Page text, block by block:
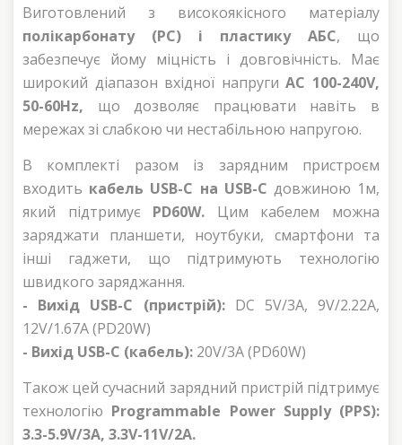
Виготовлений з високоякісного матеріалу
полікарбонату (PC) і пластику AБС, що
забезпечує йому міцність і довговічність. Має
широкий діапазон вхідної напругиAC 100-240V,
50-60Hz, що дозволяє працювати навіть в
мережах зі слабкою чи нестабільною напругою.
В комплекті разом із зарядним пристроєм
входить кабель USB-C на USB-C довжиною 1м,
який підтримує PD60W. Цим кабелем можна
заряджати планшети, ноутбуки, смартфони та
інші гаджети, що підтримують технологію
швидкого заряджання.
- Вихід USB-C (пристрій): DC 5V/3А, 9V/2.22А,
12V/1.67А (PD20W)
- Вихід USB-C (кабель): 20V/3А (PD60W)
Також цей сучасний зарядний пристрій підтримує
технологію Programmable Power Supply (PPS):
3.3-5.9V/3A, 3.3V-11V/2A.